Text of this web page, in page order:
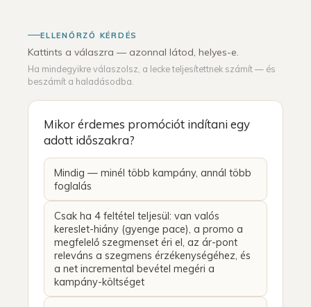
ELLENŐRZŐ KÉRDÉS
Kattints a válaszra — azonnal látod, helyes-e.
Ha mindegyikre válaszolsz, a lecke teljesítettnek számít — és
beszámít a haladásodba.
Mikor érdemes promóciót indítani egy
adott időszakra?
Mindig — minél több kampány, annál több
foglalás
Csak ha 4 feltétel teljesül: van valós
kereslet-hiány (gyenge pace), a promo a
megfelelő szegmenset éri el, az ár-pont
releváns a szegmens érzékenységéhez, és
a net incremental bevétel megéri a
kampány-költséget